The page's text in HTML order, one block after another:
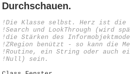
Durchschauen.
!Die Klasse selbst. Herz ist die
!Search und LookThrough (wird
!die Stärken des
!ZRegion benützt - so kann die
!Routine, ein String oder auch
!Null) sein.